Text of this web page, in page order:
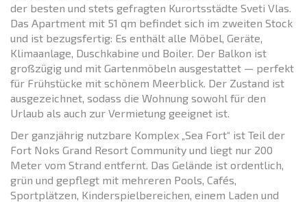
der besten und stets gefragten Kurortsstädte Sveti Vlas.
Das Apartment mit 51 qm befindet sich im zweiten Stock
und ist bezugsfertig: Es enthält alle Möbel, Geräte,
Klimaanlage, Duschkabine und Boiler. Der Balkon ist
großzügig und mit Gartenmöbeln ausgestattet — perfekt
für Frühstücke mit schönem Meerblick. Der Zustand ist
ausgezeichnet, sodass die Wohnung sowohl für den
Urlaub als auch zur Vermietung geeignet ist.
Der ganzjährig nutzbare Komplex „Sea Fort“ ist Teil der
Fort Noks Grand Resort Community und liegt nur 200
Meter vom Strand entfernt. Das Gelände ist ordentlich,
grün und gepflegt mit mehreren Pools, Cafés,
Sportplätzen, Kinderspielbereichen, einem Laden und